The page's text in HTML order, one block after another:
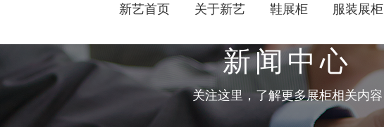
新艺首页 关于新艺 鞋展柜 服装展柜
新闻中心
关注这里，了解更多展柜相关内容